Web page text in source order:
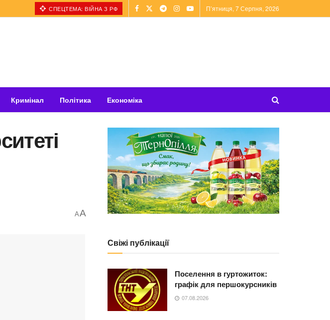
СПЕЦТЕМА: ВІЙНА З РФ П’ятниця, 7 Серпня, 2026
Кримінал Політика Економіка
AA
Свіжі публікації
Поселення в гуртожиток:
графік для першокурсників
07.08.2026